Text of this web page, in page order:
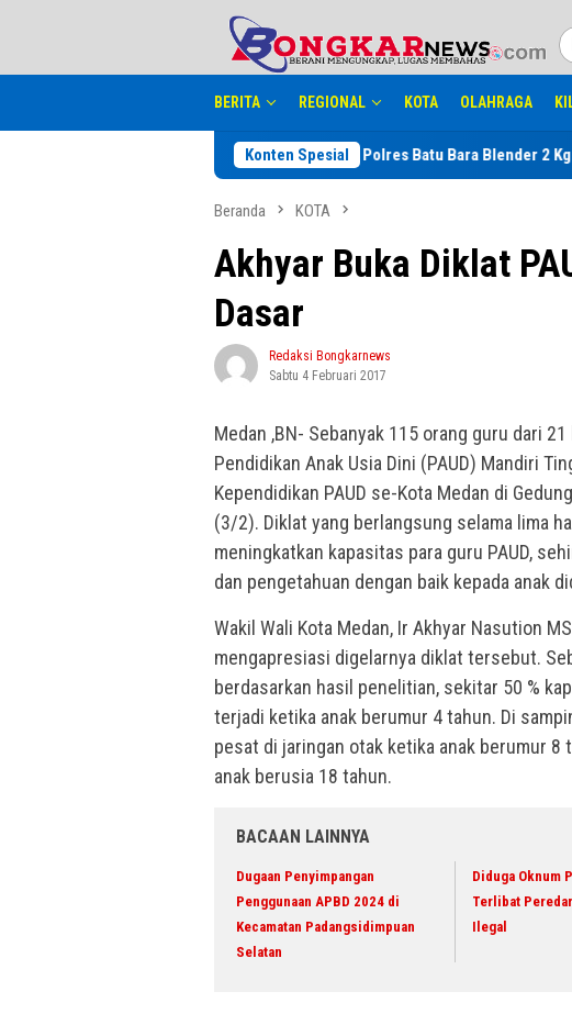
BERITA REGIONAL KOTA OLAHRAGA
Konten Spesial
Polres Batu Bara Blender 2 Kg Sabu Bernilai
Beranda KOTA
Akhyar Buka Diklat
Dasar
Redaksi Bongkarnews
Sabtu 4 Februari 2017
Medan ,BN- Sebanyak 115 orang guru dari
Pendidikan Anak Usia Dini (PAUD) Mandiri
Kependidikan PAUD se-Kota Medan di
(3/2). Diklat yang berlangsung selama lima
meningkatkan kapasitas para guru PAUD,
dan pengetahuan dengan baik kepada anak
Wakil Wali Kota Medan, Ir Akhyar Nasution
mengapresiasi digelarnya diklat tersebut.
berdasarkan hasil penelitian, sekitar 50 %
terjadi ketika anak berumur 4 tahun. Di
pesat di jaringan otak ketika anak berumur 8
anak berusia 18 tahun.
BACAAN LAINNYA
Dugaan Penyimpangan
Penggunaan APBD 2024 di
Kecamatan Padangsidimpuan
Selatan
Diduga Oknum
Terlibat
Ilegal